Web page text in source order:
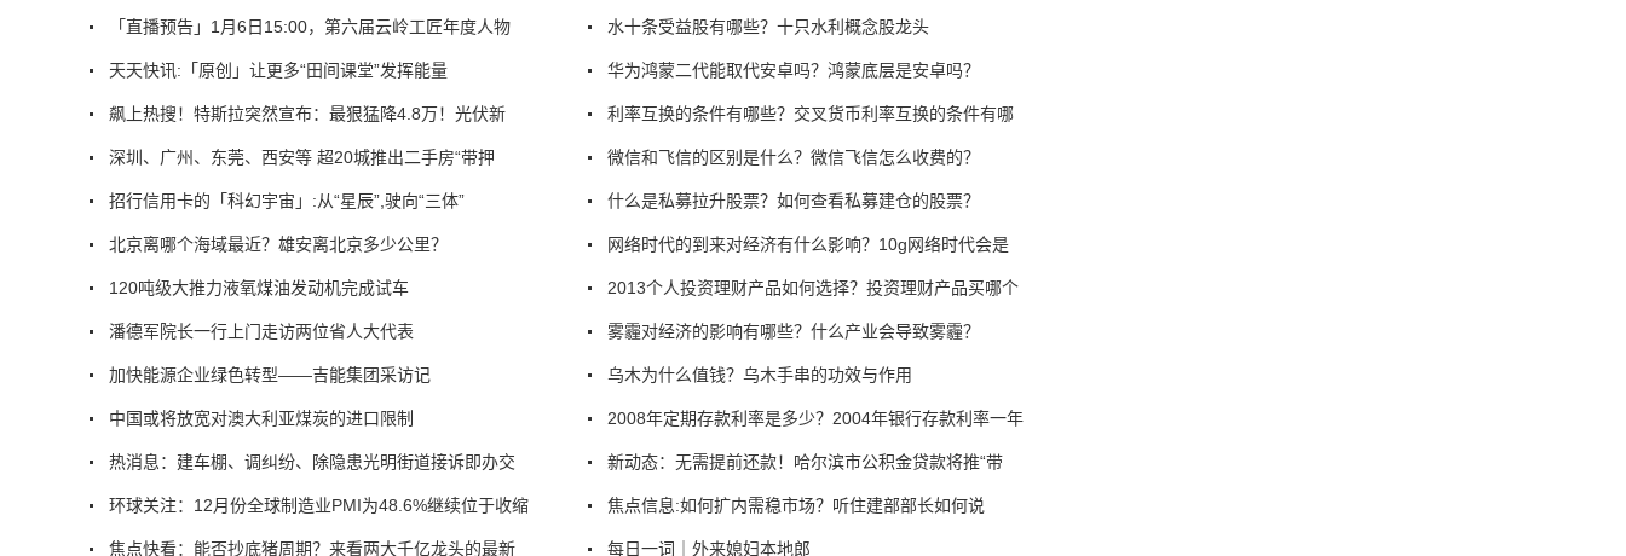
「直播预告」1月6日15:00，第六届云岭工匠年度人物
天天快讯:「原创」让更多“田间课堂”发挥能量
飙上热搜！特斯拉突然宣布：最狠猛降4.8万！光伏新
深圳、广州、东莞、西安等 超20城推出二手房“带押
招行信用卡的「科幻宇宙」:从“星辰”,驶向“三体”
北京离哪个海域最近？雄安离北京多少公里？
120吨级大推力液氧煤油发动机完成试车
潘德军院长一行上门走访两位省人大代表
加快能源企业绿色转型——吉能集团采访记
中国或将放宽对澳大利亚煤炭的进口限制
热消息：建车棚、调纠纷、除隐患光明街道接诉即办交
环球关注：12月份全球制造业PMI为48.6%继续位于收缩
焦点快看：能否抄底猪周期？来看两大千亿龙头的最新
水十条受益股有哪些？十只水利概念股龙头
华为鸿蒙二代能取代安卓吗？鸿蒙底层是安卓吗？
利率互换的条件有哪些？交叉货币利率互换的条件有哪
微信和飞信的区别是什么？微信飞信怎么收费的？
什么是私募拉升股票？如何查看私募建仓的股票？
网络时代的到来对经济有什么影响？10g网络时代会是
2013个人投资理财产品如何选择？投资理财产品买哪个
雾霾对经济的影响有哪些？什么产业会导致雾霾？
乌木为什么值钱？乌木手串的功效与作用
2008年定期存款利率是多少？2004年银行存款利率一年
新动态：无需提前还款！哈尔滨市公积金贷款将推“带
焦点信息:如何扩内需稳市场？听住建部部长如何说
每日一词｜外来媳妇本地郎